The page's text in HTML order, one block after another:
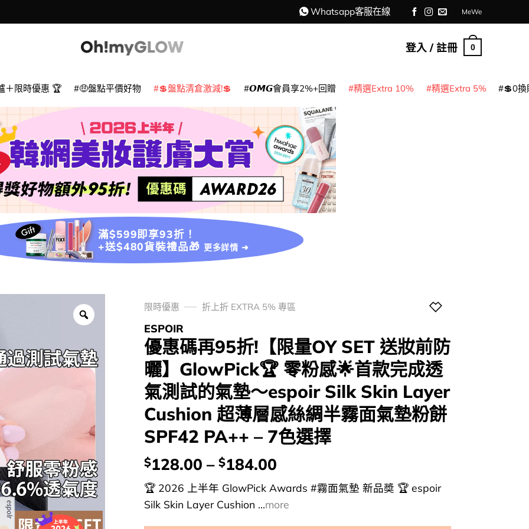
Whatsapp客服在線 MeWe
登入 / 註冊 0
＋限時優惠 🏆 🤑盤點平價好物 💲盤點清倉激減!💲 𝙊𝙈𝙂會員享2%+回贈 精選Extra 10% 精選Extra 5% 💲0換
滿$599即享93折！
+送$480貨裝禮品🎁 更多詳情 ➜
限時優惠 折上折 EXTRA 5% 專區
ESPOIR
優惠碼再95折!【限量OY SET 送妝前防
曬】GlowPick🏆 零粉感🌟首款完成透
氣測試的氣墊～espoir Silk Skin Layer
Cushion 超薄層感絲綢半霧面氣墊粉餅
SPF42 PA++ – 7色選擇
價
錢：
$128.00 – $184.00
🏆 2026 上半年 GlowPick Awards #霧面氣墊 新品奬 🏆 espoir
Silk Skin Layer Cushion ...more